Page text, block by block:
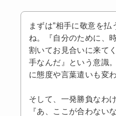
まずは”相手に敬意を払
ね。『自分のために、
割いてお見合いに来て
手なんだ』という意識
に態度や言葉遣いも変
そして、一発勝負なわ
『あ、ここが合わない